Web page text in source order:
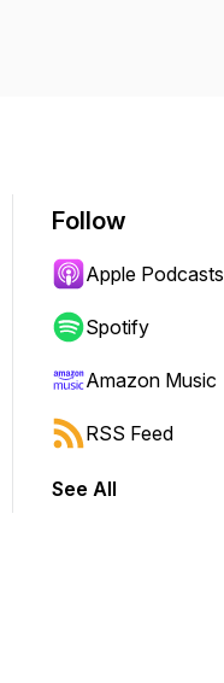
Follow
Apple Podcasts
Spotify
Amazon Music
RSS Feed
See All